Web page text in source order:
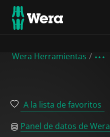
Wera Herramientas
A la lista de favoritos
Panel de datos de Wera